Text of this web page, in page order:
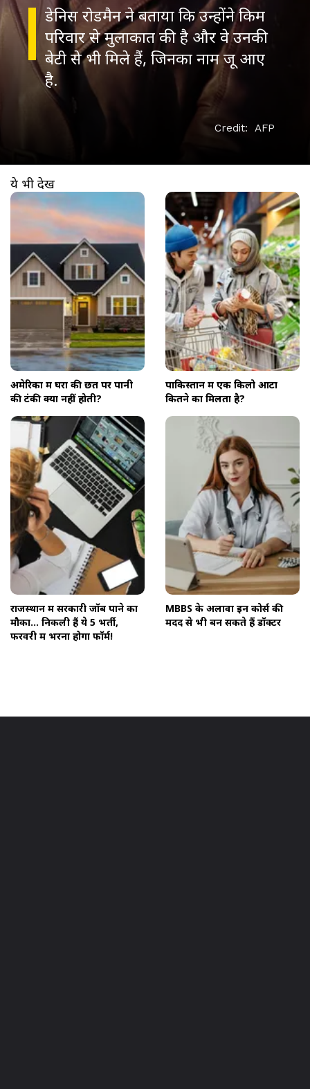
डेनिस रोडमैन ने बताया कि उन्होंने किम
परिवार से मुलाकात की है और वे उनकी
बेटी से भी मिले हैं, जिनका नाम जू आए
Credit: AFP
खुल रहा है
ये भी देखें
अमेरिका में घरों की छत पर पानी
की टंकी क्यों नहीं होती?
पाकिस्तान में एक किलो आटा
कितने का मिलता है?
राजस्थान में सरकारी जॉब पाने का
मौका... निकली हैं ये 5 भर्ती,
फरवरी में भरना होगा फॉर्म!
MBBS के अलावा इन कोर्स की
मदद से भी बन सकते हैं डॉक्टर